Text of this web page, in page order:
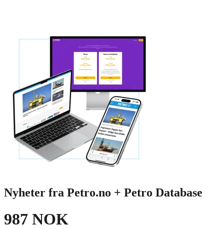
Nyheter fra Petro.no + Petro Database
987 NOK